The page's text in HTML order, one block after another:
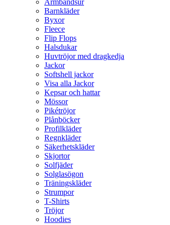
Armbandsur
Barnkläder
Byxor
Fleece
Flip Flops
Halsdukar
Huvtröjor med dragkedja
Jackor
Softshell jackor
Visa alla Jackor
Kepsar och hattar
Mössor
Pikétröjor
Plånböcker
Profilkläder
Regnkläder
Säkerhetskläder
Skjortor
Solfjäder
Solglasögon
Träningskläder
Strumpor
T-Shirts
Tröjor
Hoodies